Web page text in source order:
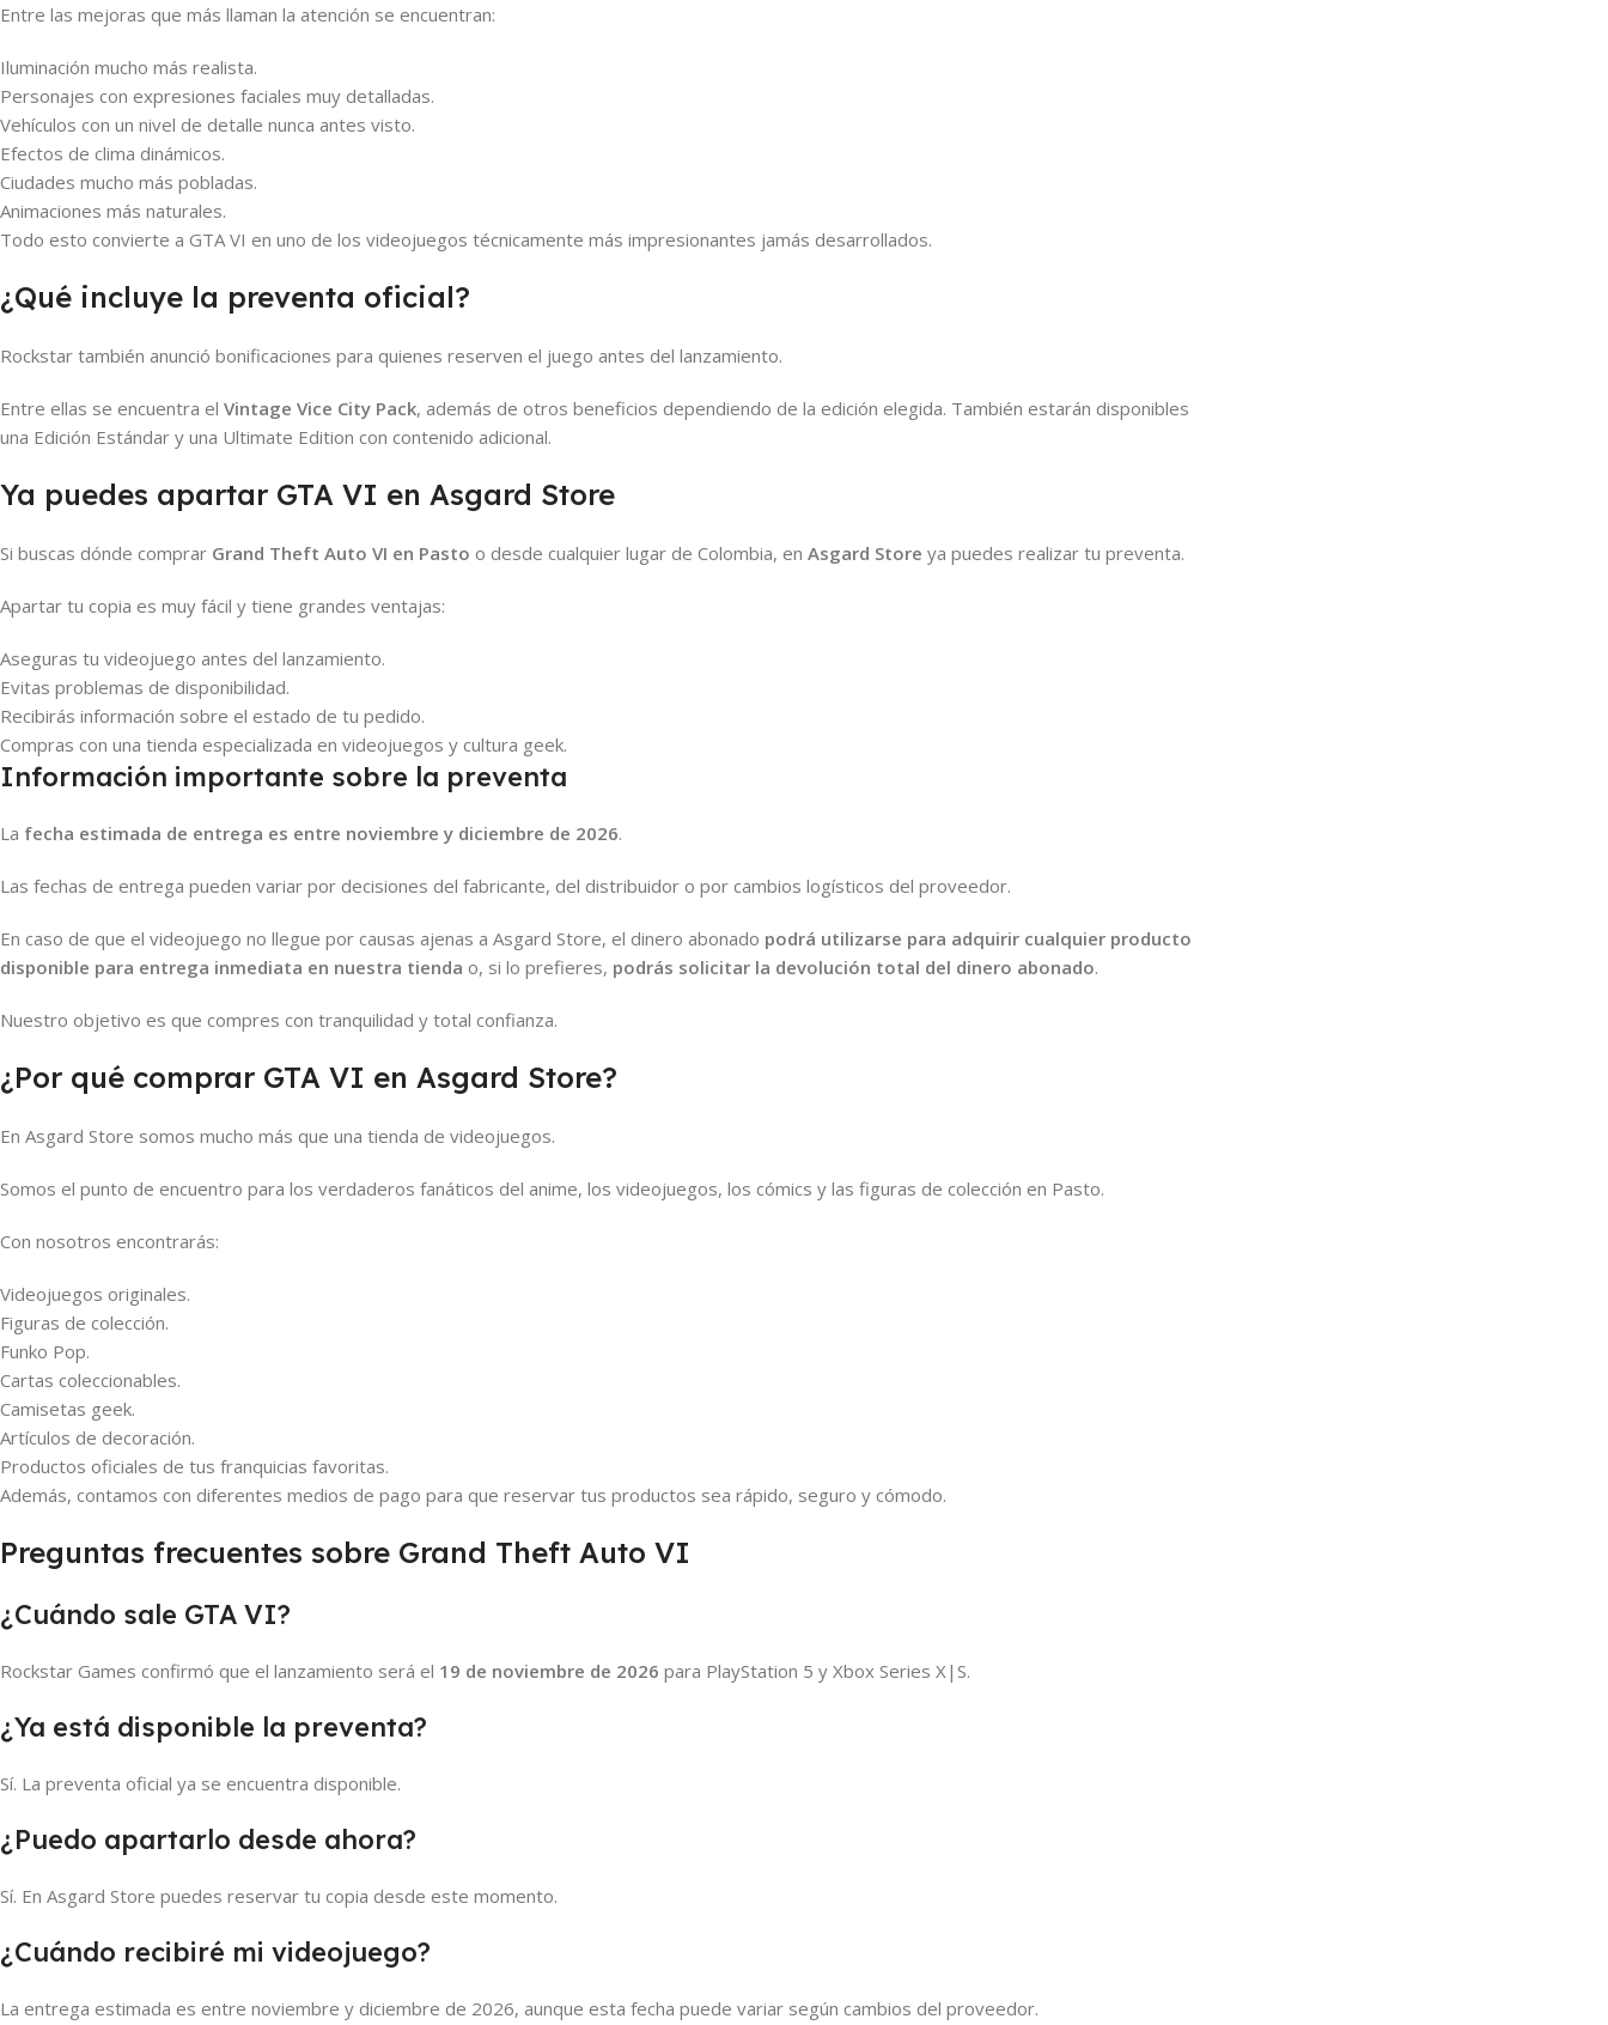
Entre las mejoras que más llaman la atención se encuentran:
Iluminación mucho más realista.
Personajes con expresiones faciales muy detalladas.
Vehículos con un nivel de detalle nunca antes visto.
Efectos de clima dinámicos.
Ciudades mucho más pobladas.
Animaciones más naturales.
Todo esto convierte a GTA VI en uno de los videojuegos técnicamente más impresionantes jamás desarrollados.
¿Qué incluye la preventa oficial?
Rockstar también anunció bonificaciones para quienes reserven el juego antes del lanzamiento.
Entre ellas se encuentra el Vintage Vice City Pack, además de otros beneficios dependiendo de la edición elegida. También estarán disponibles
una Edición Estándar y una Ultimate Edition con contenido adicional.
Ya puedes apartar GTA VI en Asgard Store
Si buscas dónde comprar Grand Theft Auto VI en Pasto o desde cualquier lugar de Colombia, en Asgard Store ya puedes realizar tu preventa.
Apartar tu copia es muy fácil y tiene grandes ventajas:
Aseguras tu videojuego antes del lanzamiento.
Evitas problemas de disponibilidad.
Recibirás información sobre el estado de tu pedido.
Compras con una tienda especializada en videojuegos y cultura geek.
Información importante sobre la preventa
La fecha estimada de entrega es entre noviembre y diciembre de 2026.
Las fechas de entrega pueden variar por decisiones del fabricante, del distribuidor o por cambios logísticos del proveedor.
En caso de que el videojuego no llegue por causas ajenas a Asgard Store, el dinero abonado podrá utilizarse para adquirir cualquier producto
disponible para entrega inmediata en nuestra tienda o, si lo prefieres, podrás solicitar la devolución total del dinero abonado.
Nuestro objetivo es que compres con tranquilidad y total confianza.
¿Por qué comprar GTA VI en Asgard Store?
En Asgard Store somos mucho más que una tienda de videojuegos.
Somos el punto de encuentro para los verdaderos fanáticos del anime, los videojuegos, los cómics y las figuras de colección en Pasto.
Con nosotros encontrarás:
Videojuegos originales.
Figuras de colección.
Funko Pop.
Cartas coleccionables.
Camisetas geek.
Artículos de decoración.
Productos oficiales de tus franquicias favoritas.
Además, contamos con diferentes medios de pago para que reservar tus productos sea rápido, seguro y cómodo.
Preguntas frecuentes sobre Grand Theft Auto VI
¿Cuándo sale GTA VI?
Rockstar Games confirmó que el lanzamiento será el 19 de noviembre de 2026 para PlayStation 5 y Xbox Series X|S.
¿Ya está disponible la preventa?
Sí. La preventa oficial ya se encuentra disponible.
¿Puedo apartarlo desde ahora?
Sí. En Asgard Store puedes reservar tu copia desde este momento.
¿Cuándo recibiré mi videojuego?
La entrega estimada es entre noviembre y diciembre de 2026, aunque esta fecha puede variar según cambios del proveedor.